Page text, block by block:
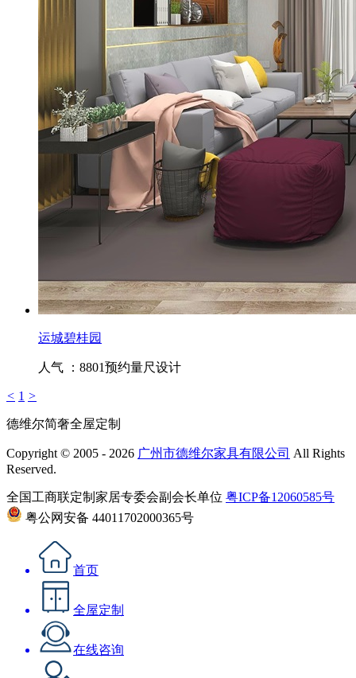
运城碧桂园
人气 ：8801预约量尺设计
< 1 >
德维尔简奢全屋定制
Copyright © 2005 - 2026 广州市德维尔家具有限公司 All Rights
Reserved.
全国工商联定制家居专委会副会长单位 粤ICP备12060585号
粤公网安备 44011702000365号
首页
全屋定制
在线咨询